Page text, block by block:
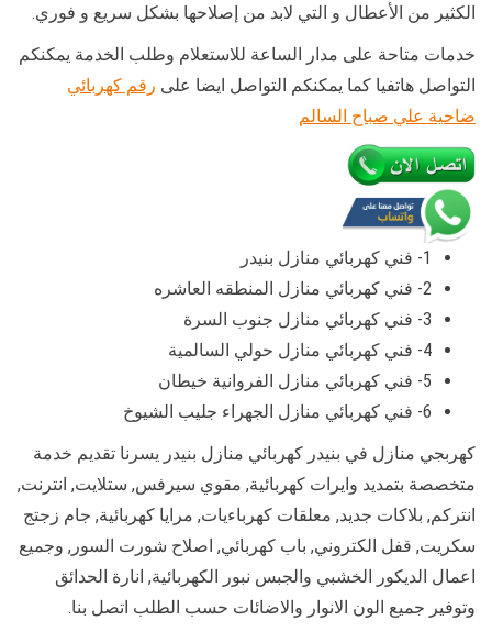
الكثير من الأعطال و التي لابد من إصلاحها بشكل سريع و فوري.
خدمات متاحة على مدار الساعة للاستعلام وطلب الخدمة يمكنكم
التواصل هاتفيا كما يمكنكم التواصل ايضا على رقم كهربائي
ضاحية علي صباح السالم
1- فني كهربائي منازل بنيدر
2- فني كهربائي منازل المنطقه العاشره
3- فني كهربائي منازل جنوب السرة
4- فني كهربائي منازل حولي السالمية
5- فني كهربائي منازل الفروانية خيطان
6- فني كهربائي منازل الجهراء جليب الشيوخ
كهربجي منازل في بنيدر كهربائي منازل بنيدر يسرنا تقديم خدمة
متخصصة بتمديد وايرات كهربائية, مقوي سيرفس, ستلايت, انترنت,
انتركم, بلاكات جديد, معلقات كهرباءيات, مرايا كهربائية, جام زجتج
سكريت, قفل الكتروني, باب كهربائي, اصلاح شورت السور, وجميع
اعمال الديكور الخشبي والجبس نبور الكهربائية, انارة الحدائق
وتوفير جميع الون الانوار والاضائات حسب الطلب اتصل بنا.